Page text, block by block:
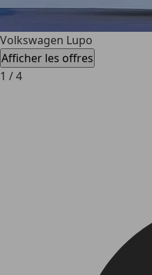
Volkswagen Lupo
Afficher les offres
1 /4